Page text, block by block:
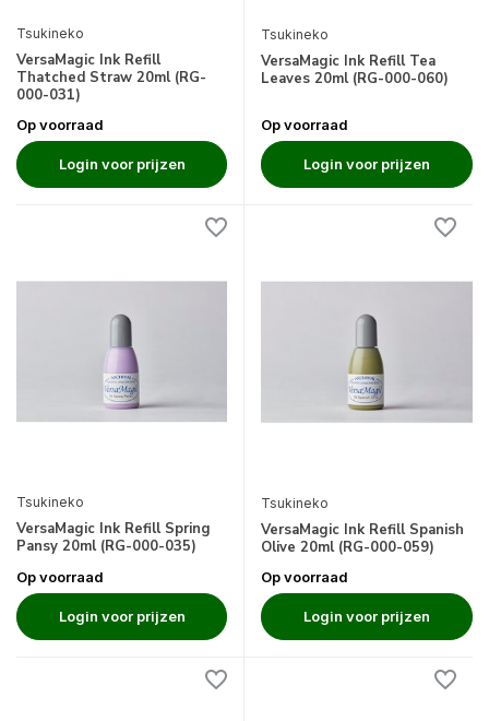
Tsukineko
VersaMagic Ink Refill
Thatched Straw 20ml (RG-
000-031)
Op voorraad
Login voor prijzen
Tsukineko
VersaMagic Ink Refill Tea
Leaves 20ml (RG-000-060)
Op voorraad
Login voor prijzen
Tsukineko
VersaMagic Ink Refill Spring
Pansy 20ml (RG-000-035)
Op voorraad
Login voor prijzen
Tsukineko
VersaMagic Ink Refill Spanish
Olive 20ml (RG-000-059)
Op voorraad
Login voor prijzen